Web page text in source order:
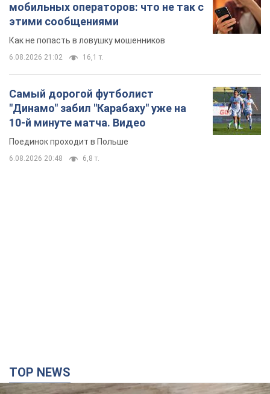
мобильных операторов: что не так с
этими сообщениями
Как не попасть в ловушку мошенников
6.08.2026 21:02 16,1 т.
Самый дорогой футболист
"Динамо" забил "Карабаху" уже на
10-й минуте матча. Видео
Поединок проходит в Польше
6.08.2026 20:48 6,8 т.
TOP NEWS